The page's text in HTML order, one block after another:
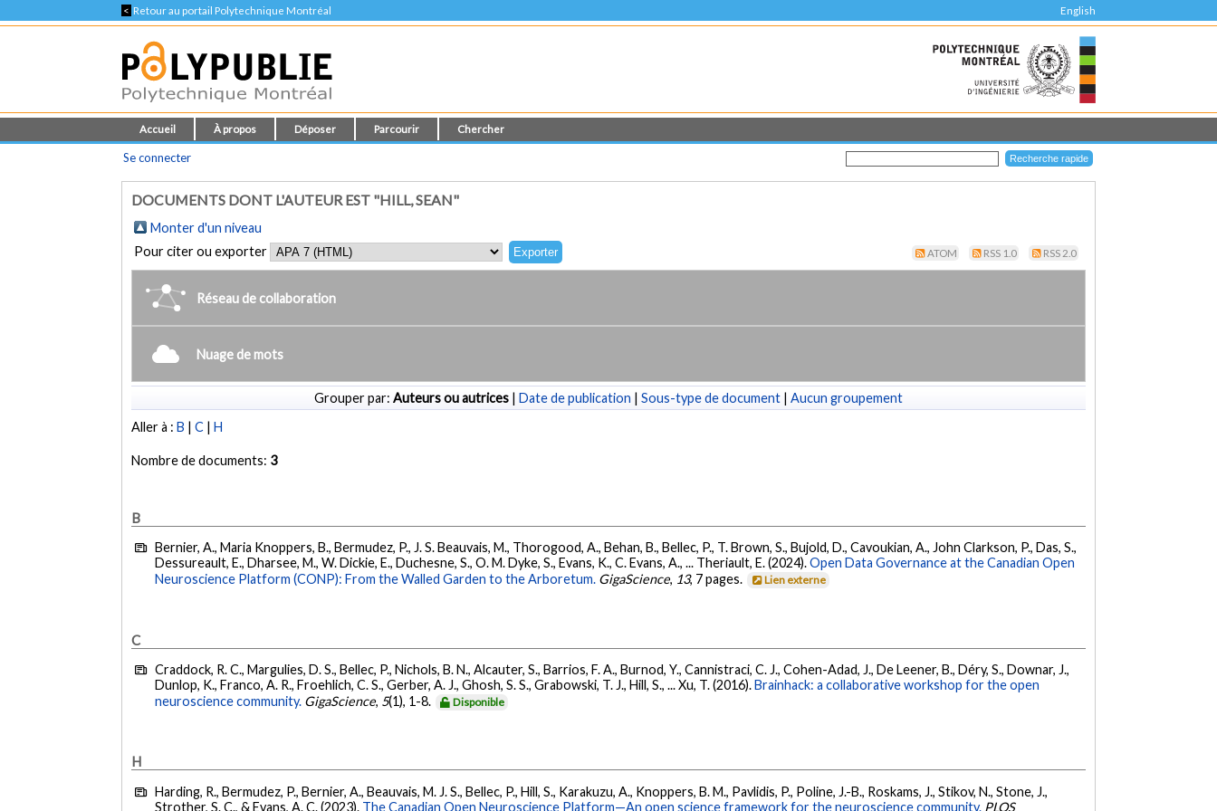
< Retour au portail Polytechnique Montréal English
Accueil À propos Déposer Parcourir Chercher
Se connecter
DOCUMENTS DONT L'AUTEUR EST "HILL, SEAN"
Monter d'un niveau
Pour citer ou exporter
ATOM RSS 1.0 RSS 2.0
Réseau de collaboration
Nuage de mots
Grouper par: Auteurs ou autrices | Date de publication | Sous-type de document | Aucun groupement
Aller à :B |C |H
Nombre de documents: 3
B
Bernier, A., Maria Knoppers, B., Bermudez, P., J. S. Beauvais, M., Thorogood, A., Behan, B., Bellec, P., T. Brown, S., Bujold, D., Cavoukian, A., John Clarkson, P., Das, S.,
Dessureault, E., Dharsee, M., W. Dickie, E., Duchesne, S., O. M. Dyke, S., Evans, K., C. Evans, A., ... Theriault, E. (2024).Open Data Governance at the Canadian Open
Neuroscience Platform (CONP): From the Walled Garden to the Arboretum. GigaScience, 13, 7 pages. Lien externe
C
Craddock, R. C., Margulies, D. S., Bellec, P., Nichols, B. N., Alcauter, S., Barrios, F. A., Burnod, Y., Cannistraci, C. J., Cohen-Adad, J., De Leener, B., Déry, S., Downar, J.,
Dunlop, K., Franco, A. R., Froehlich, C. S., Gerber, A. J., Ghosh, S. S., Grabowski, T. J., Hill, S., ... Xu, T. (2016).Brainhack: a collaborative workshop for the open
neuroscience community. GigaScience, 5(1), 1-8. Disponible
H
Harding, R., Bermudez, P., Bernier, A., Beauvais, M. J. S., Bellec, P., Hill, S., Karakuzu, A., Knoppers, B. M., Pavlidis, P., Poline, J.-B., Roskams, J., Stikov, N., Stone, J.,
Strother, S. C., & Evans, A. C. (2023). The Canadian Open Neuroscience Platform—An open science framework for the neuroscience community. PLOS